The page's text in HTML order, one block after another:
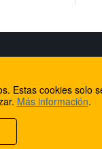
Rural Mallorca
de dominios
Estas cookies solo
Más información.